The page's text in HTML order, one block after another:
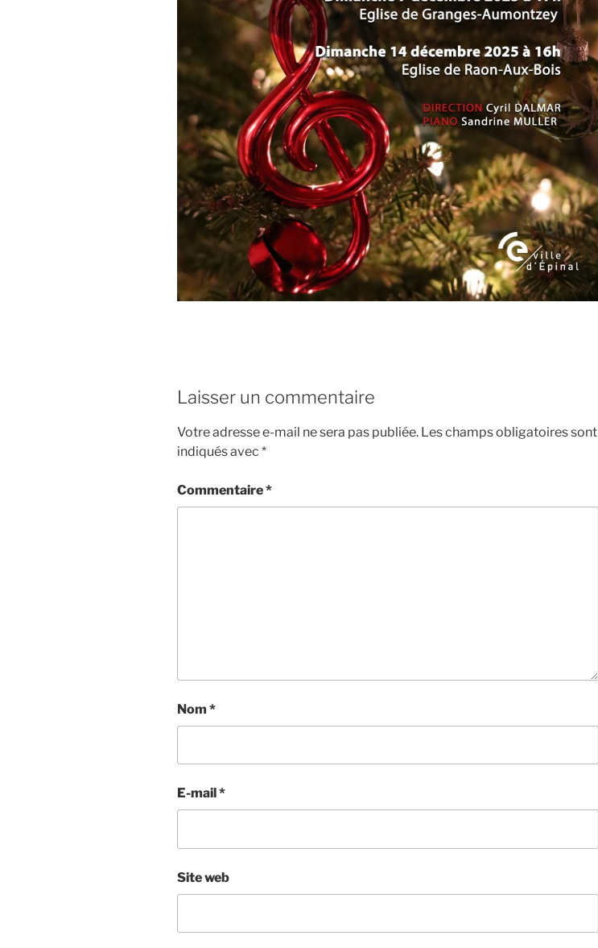
Laisser un commentaire
Votre adresse e-mail ne sera pas publiée. Les champs obligatoires sont
indiqués avec *
Commentaire*
Nom *
E-mail *
Site web